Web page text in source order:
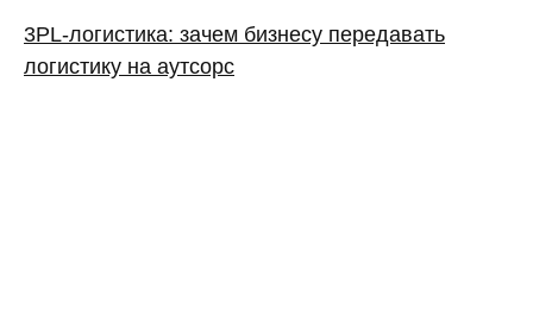
3PL‑логистика: зачем бизнесу передавать
логистику на аутсорс